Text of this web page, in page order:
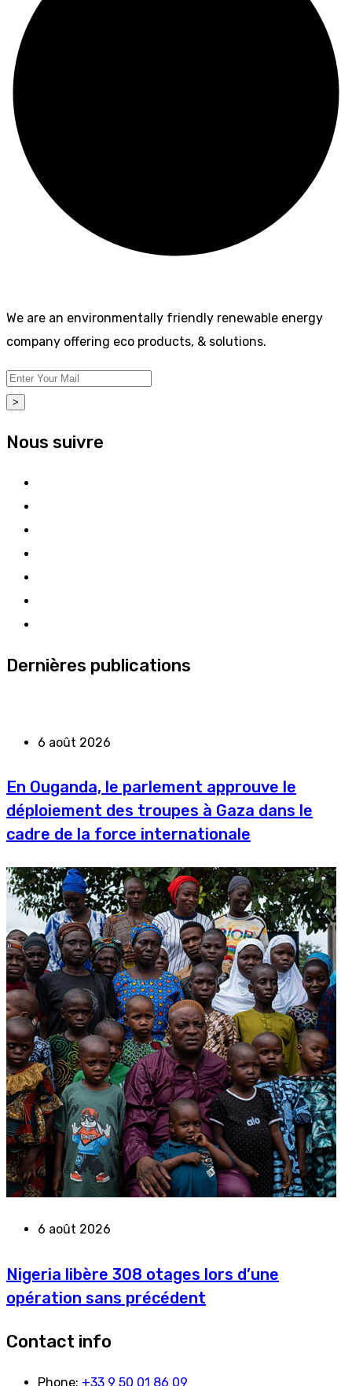
We are an environmentally friendly renewable energy
company offering eco products, & solutions.
>
Nous suivre
Dernières publications
6 août 2026
En Ouganda, le parlement approuve le
déploiement des troupes à Gaza dans le
cadre de la force internationale
6 août 2026
Nigeria libère 308 otages lors d’une
opération sans précédent
Contact info
Phone: +33 9 50 01 86 09